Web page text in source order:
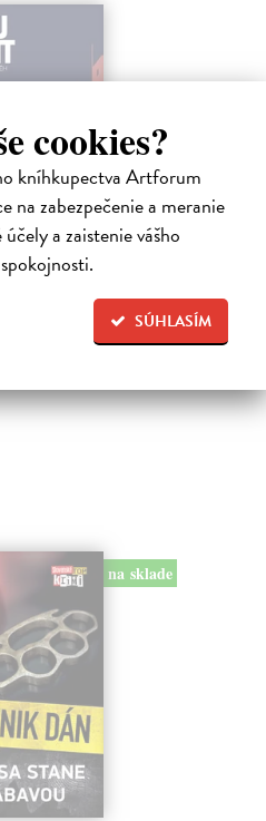
cookies?
kníhkupectva Artforum
na zabezpečenie a meranie
a zaistenie vášho
SÚHLASÍM
Těšíně a zároveň místo, kde se
dalším brutálním zločinem, který
na sklade